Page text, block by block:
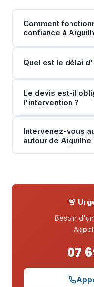
Comment
confiance à
Quel est le délai
Le devis est-il
l'intervention ?
Intervenez-vous
autour de Aiguilhe
🚨
Besoin
07